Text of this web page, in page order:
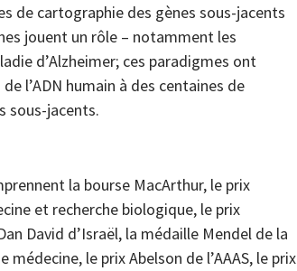
de cartographie des gènes sous-jacents
jouent un rôle – notamment les
d’Alzheimer; ces paradigmes ont
l’ADN humain à des centaines de
sous-jacents.
la bourse MacArthur, le prix
et recherche biologique, le prix
David d’Israël, la médaille Mendel de la
le prix Abelson de l’AAAS, le prix